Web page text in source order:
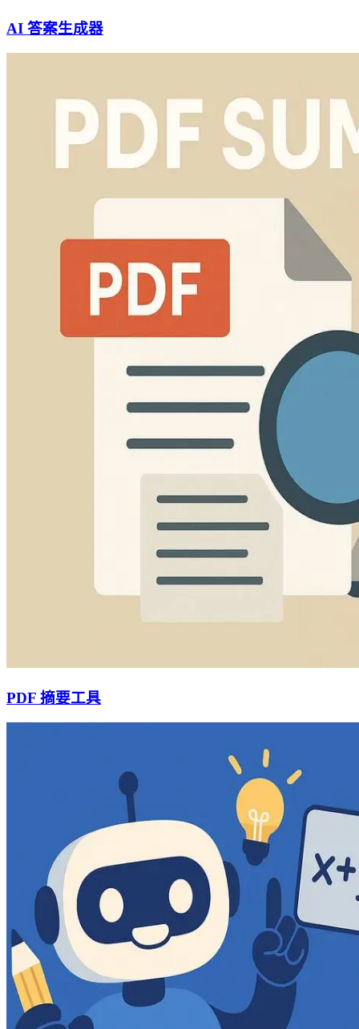
AI 答案生成器
PDF 摘要工具